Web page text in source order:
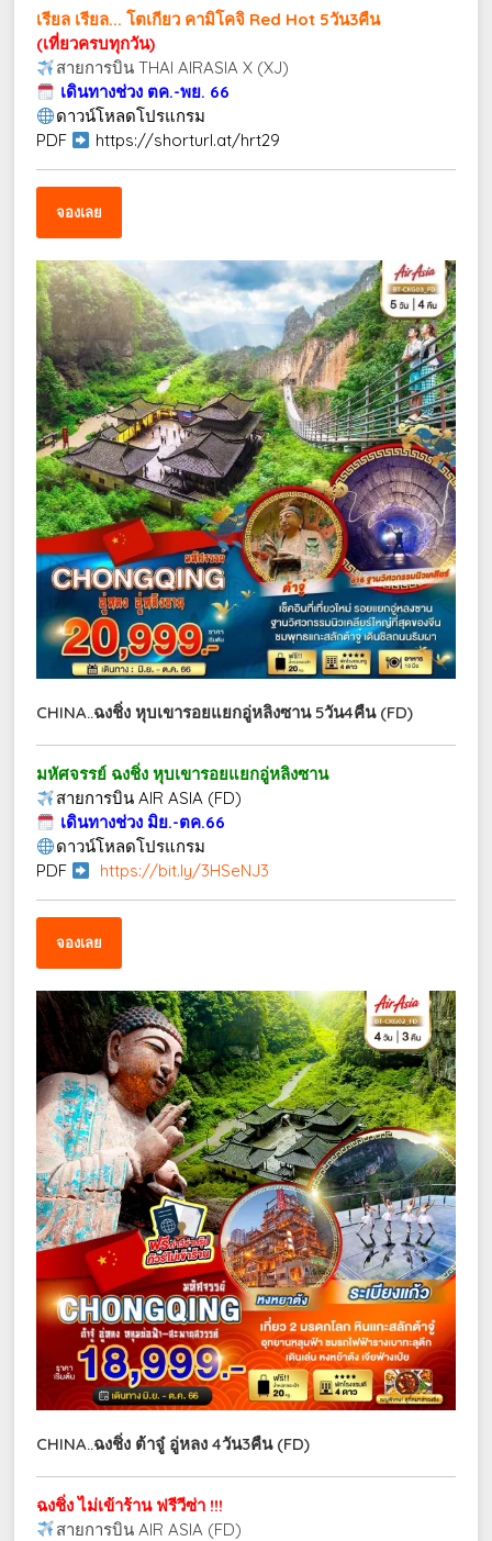
เรียล เรียล... โตเกียว คามิโคจิ Red Hot 5วัน3คืน
(เที่ยวครบทุกวัน)
สายการบิน THAI AIRASIA X (XJ)
เดินทางช่วง ตค.-พย. 66
ดาวน์โหลดโปรแกรม
PDF
https://shorturl.at/hrt29
จองเลย
CHINA..ฉงชิ่ง หุบเขารอยแยกอู่หลิงซาน 5วัน4คืน (FD)
มหัศจรรย์ ฉงชิ่ง หุบเขารอยแยกอู่หลิงซาน
สายการบิน AIR ASIA (FD)
เดินทางช่วง มิย.-ตค.66
ดาวน์โหลดโปรแกรม
PDF
https://bit.ly/3HSeNJ3
จองเลย
CHINA..ฉงชิ่ง ต้าจู๋ อู่หลง 4วัน3คืน (FD)
ฉงชิ่ง ไม่เข้าร้าน ฟรีวีซ่า !!!
สายการบิน AIR ASIA (FD)